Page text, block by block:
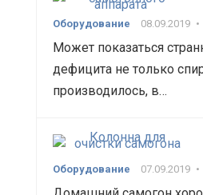
Оборудование 08.09.2019 •
Может показаться
дефицита не только
производилось, в…
Оборудование 07.09.2019 •